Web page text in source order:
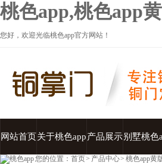
桃色app,桃色app
您好，欢迎光临桃色app官方网站！
网站首页关于桃色app产品展示别墅桃色
您的位置： 首页> 产品中心> 桃色app黄